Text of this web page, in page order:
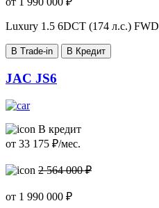
Luxury 1.5 6DCT (174 л.с.) FWD
В Trade-in В Кредит
JAC JS6
В кредит
от 33 175 ₽/мес.
2 564 000 ₽
от 1 990 000 ₽